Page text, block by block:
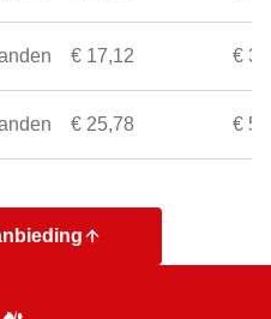
€ 17,12 €
€ 25,78 €